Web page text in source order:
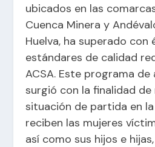
ubicados en las
Cuenca Minera y
Huelva, ha superado con
estándares de calidad
ACSA. Este programa
surgió con la finalidad de
situación de partida en
reciben las mujeres
así como sus hijos e